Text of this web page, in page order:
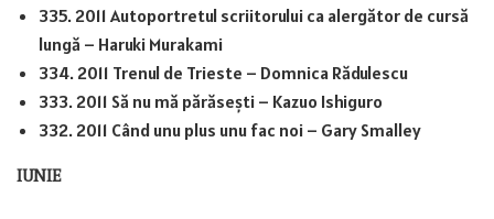
335. 2011 Autoportretul scriitorului ca alergător de cursă
lungă – Haruki Murakami
334. 2011 Trenul de Trieste – Domnica Rădulescu
333. 2011 Să nu mă părăsești – Kazuo Ishiguro
332. 2011 Când unu plus unu fac noi – Gary Smalley
IUNIE